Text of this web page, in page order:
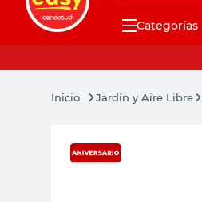
Categorías
Jardín y Aire Libre
muebles